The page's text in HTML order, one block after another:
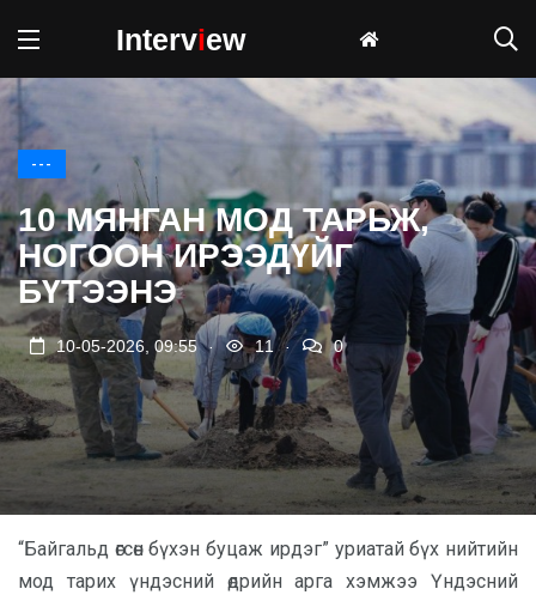
Interview
---
10 МЯНГАН МОД ТАРЬЖ,
НОГООН ИРЭЭДҮЙГ
БҮТЭЭНЭ
10-05-2026, 09:55 11 . 0
“Байгальд өгсөн бүхэн буцаж ирдэг” уриатай бүх нийтийн
мод тарих үндэсний өдрийн арга хэмжээ Үндэсний